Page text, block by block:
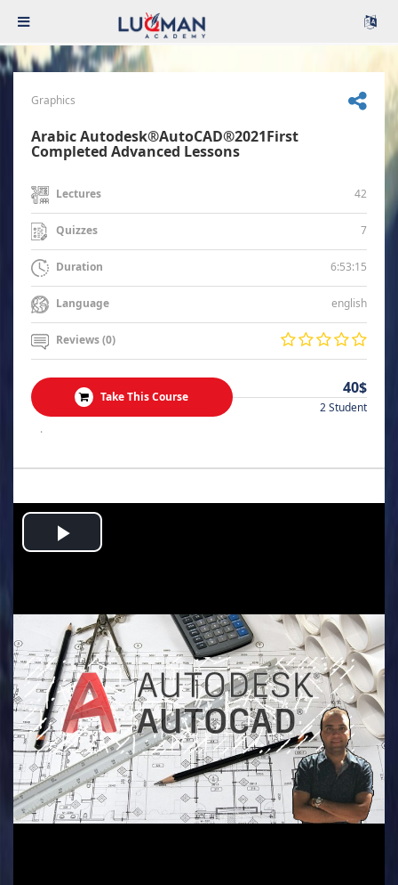
Graphics
Arabic Autodesk®AutoCAD®2021First
Completed Advanced Lessons
Lectures 42
Quizzes 7
Duration 6:53:15
Language english
Reviews (0)
Take This Course 40$
2 Student
.
Play